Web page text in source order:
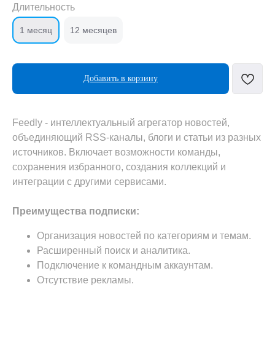
Длительность
1 месяц 12 месяцев
Добавить в корзину
Feedly - интеллектуальный агрегатор новостей,
объединяющий RSS-каналы, блоги и статьи из разных
источников. Включает возможности команды,
сохранения избранного, создания коллекций и
интеграции с другими сервисами.
Преимущества подписки:
Организация новостей по категориям и темам.
Расширенный поиск и аналитика.
Подключение к командным аккаунтам.
Отсутствие рекламы.